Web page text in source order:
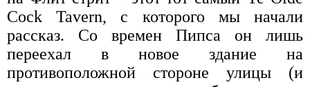
Cock Tavern, с которого мы начали
рассказ. Со времен Пипса он лишь
переехал в новое здание на
противоположной стороне улицы (и